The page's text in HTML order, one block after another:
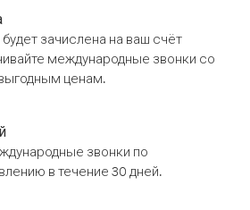
зачислена на ваш счёт
международные звонки со
ценам.
звонки по
в течение 30 дней.